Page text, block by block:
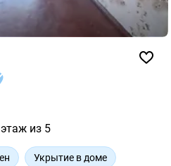
из 5
Укрытие в доме